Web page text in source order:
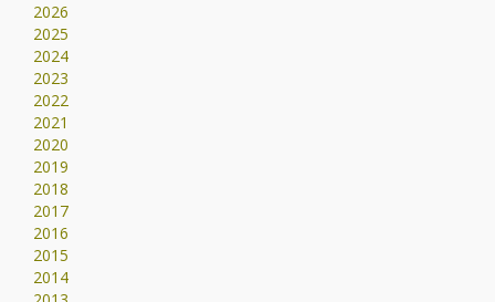
2026
2025
2024
2023
2022
2021
2020
2019
2018
2017
2016
2015
2014